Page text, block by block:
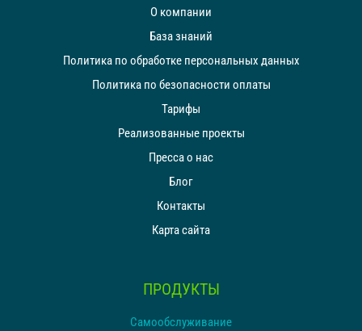
О компании
База знаний
Политика по обработке персональных данных
Политика по безопасности оплаты
Тарифы
Реализованные проекты
Пресса о нас
Блог
Контакты
Карта сайта
ПРОДУКТЫ
Самообслуживание